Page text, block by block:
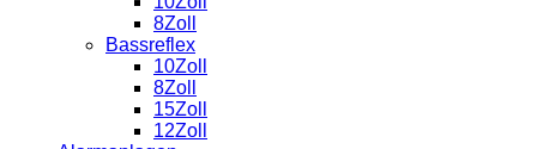
8Zoll
Bassreflex
10Zoll
8Zoll
15Zoll
12Zoll